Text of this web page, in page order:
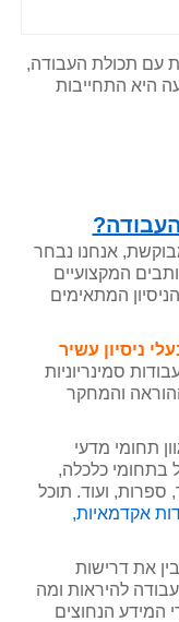
עם תכולת העבודה,
היא התחייבות
אנחנו נבחר
המקצועיים
המתאימים
ניסיון עשיר
סמינריוניות
והמחקר
תחומי מדעי
בתחומי כלכלה,
ספרות, ועוד. תוכל
אקדמאיות,
את דרישות
להיראות ומה
המידע הנחוצים